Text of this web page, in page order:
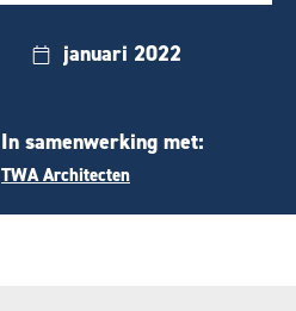
januari 2022
In samenwerking met:
TWA Architecten